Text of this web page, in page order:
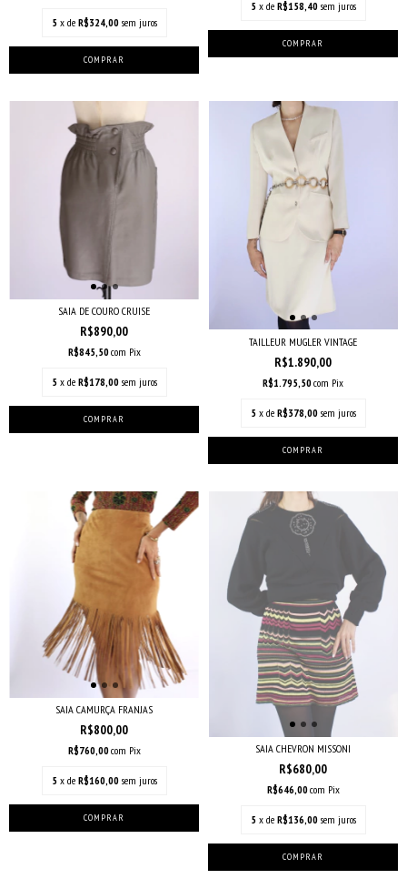
5 x de R$324,00 sem juros
5 x de R$158,40 sem juros
SAIA DE COURO CRUISE
R$890,00
R$845,50com Pix
5 x de R$178,00 sem juros
TAILLEUR MUGLER VINTAGE
R$1.890,00
R$1.795,50com Pix
5 x de R$378,00 sem juros
SAIA CAMURÇA FRANJAS
R$800,00
R$760,00com Pix
5 x de R$160,00 sem juros
SAIA CHEVRON MISSONI
R$680,00
R$646,00com Pix
5 x de R$136,00 sem juros